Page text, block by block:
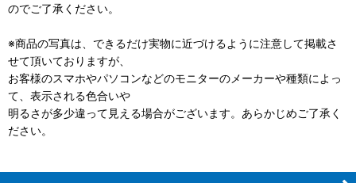
のでご了承ください。
※商品の写真は、できるだけ実物に近づけるように注意して掲載さ
せて頂いておりますが、
お客様のスマホやパソコンなどのモニターのメーカーや種類によっ
て、表示される色合いや
明るさが多少違って見える場合がございます。あらかじめご了承く
ださい。